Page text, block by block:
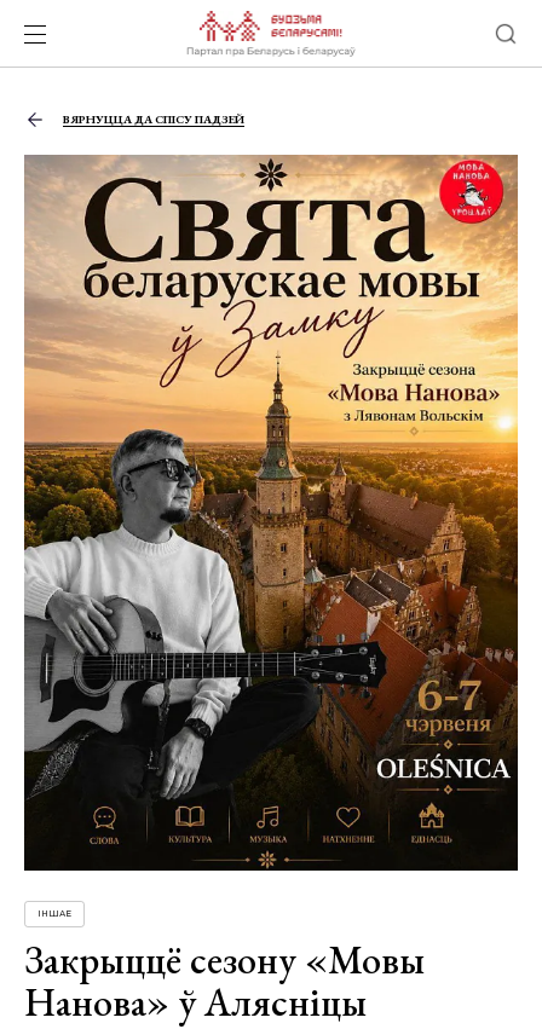
ВЯРНУЦЦА ДА СПІСУ ПАДЗЕЙ
ІНШАЕ
Закрыццё сезону «Мовы
Нанова» ў Алясніцы